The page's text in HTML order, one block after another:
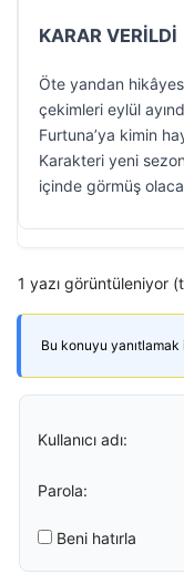
KARAR VERİLDİ
Öte yandan
çekimleri eylül
Furtuna’ya kimin
Karakteri yeni
içinde görmüş
1 yazı görüntüleniyor
Bu konuyu yanıtlamak
Kullanıcı adı:
Parola:
Beni hatırla